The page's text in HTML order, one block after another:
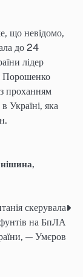
що невідомо,
до 24
лідер
Порошенко
проханням
Україні, яка
,
скерувала
на БпЛА
— Умєров